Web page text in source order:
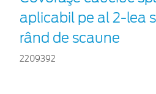
aplicabil pe al 2-lea
rând de scaune
2209392